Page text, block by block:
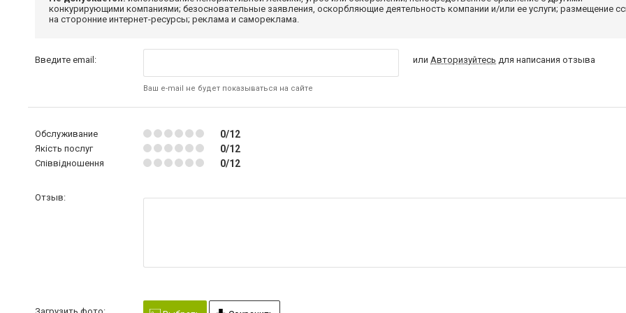
конкурирующими компаниями; безосновательные заявления, оскорбляющие деятельность компании и/или ее услуги; размещение
на сторонние интернет-ресурсы; реклама и самореклама.
Введите email:
Ваш e-mail не будет показываться на сайте
или Авторизуйтесь для написания отзыва
Обслуживание 0/12
Якість послуг 0/12
Співвідношення 0/12
Отзыв: